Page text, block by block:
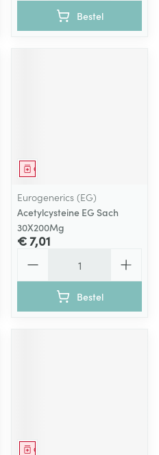
Bestel
Geneesmiddel
Eurogenerics (EG)
Acetylcysteine EG Sach
30X200Mg
€ 7,01
Bestel
Geneesmiddel